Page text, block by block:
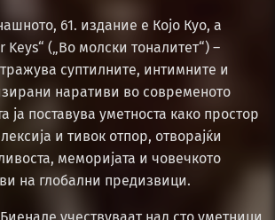
61. издание е Којо Куо, а
Keys“ („Во молски тоналитет“) –
суптилните, интимните и
наративи во современото
ја поставува уметноста како простор
и тивок отпор, отворајќи
меморијата и човечкото
на глобални предизвици.